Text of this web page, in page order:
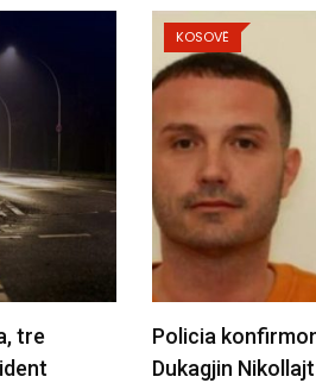
e
i
KOSOVË
Gjini: As një
shndërrojnë